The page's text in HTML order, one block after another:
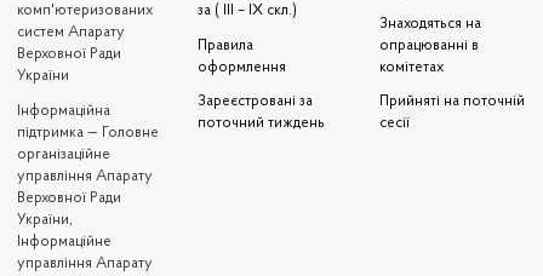
комп'ютеризованих
систем Апарату
Верховної Ради
України
Iнформаційна
підтримка — Головне
організаційне
управління Апарату
Верховної Ради
України,
Інформаційне
управління Апарату
за ( III – IX скл.)
Правила
оформлення
Зареєстровані за
поточний тиждень
Знаходяться на
опрацюванні в
комітетах
Прийняті на поточній
сесії